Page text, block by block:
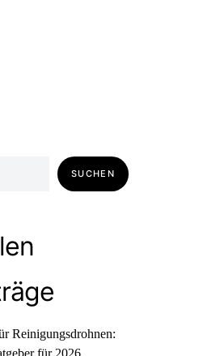
SUCHEN
Reinigungsdrohnen:
für 2026